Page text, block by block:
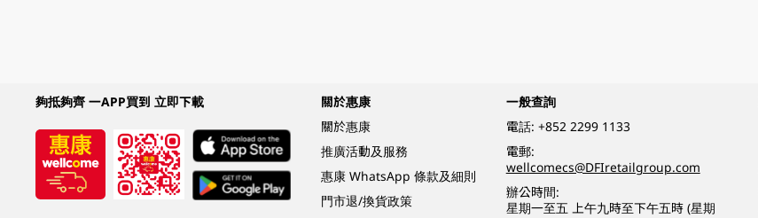
夠抵夠齊 一APP買到 立即下載
關於惠康
關於惠康
推廣活動及服務
惠康 WhatsApp 條款及細則
門市退/換貨政策
一般查詢
電話: +852 2299 1133
電郵:
wellcomecs@DFIretailgroup.com
辦公時間:
星期一至五 上午九時至下午五時 (星期